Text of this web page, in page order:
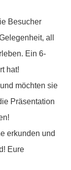
Besucher
all
Ein 6-
hat!
möchten sie
Präsentation
erkunden und
Eure